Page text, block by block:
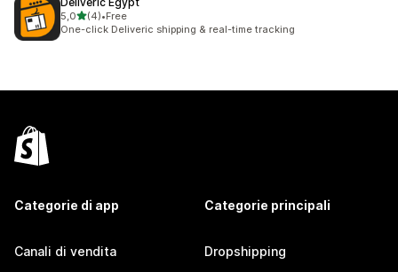
5,0stelle su 5
(4)
4 recensioni totali
•Free
One-click Deliveric shipping & real-time tracking
Categorie di app
Canali di vendita
Categorie principali
Dropshipping